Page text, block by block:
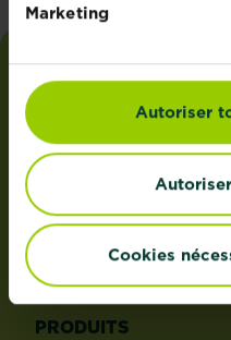
Marketing
Autoriser
Cookies
my
ADRESSE
Evergreen Garden Care
Dieptestraat 2 boîte 11,
Roundup
est une
PRODUITS